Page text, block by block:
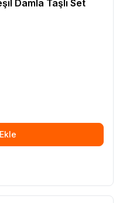
Damla Taşlı Set